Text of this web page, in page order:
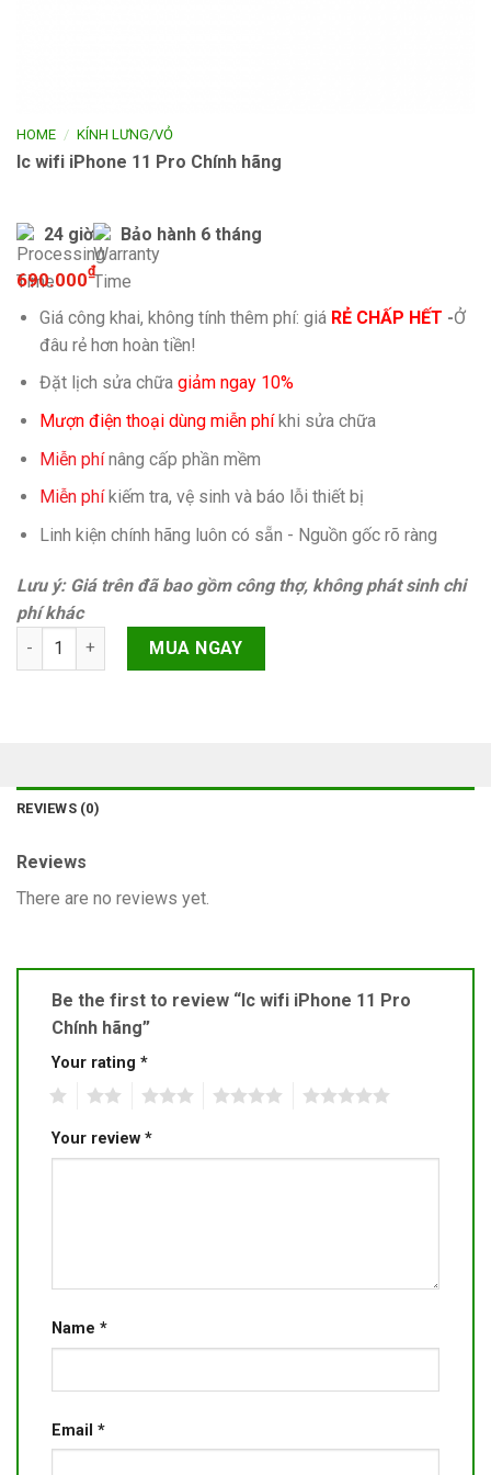
HOME / KÍNH LƯNG/VỎ
Ic wifi iPhone 11 Pro Chính hãng
24 giờ Bảo hành 6 tháng
690.000₫
Giá công khai, không tính thêm phí: giá RẺ CHẤP HẾT -Ở
đâu rẻ hơn hoàn tiền!
Đặt lịch sửa chữa giảm ngay 10%
Mượn điện thoại dùng miễn phíkhi sửa chữa
Miễn phínâng cấp phần mềm
Miễn phíkiếm tra, vệ sinh và báo lỗi thiết bị
Linh kiện chính hãng luôn có sẵn - Nguồn gốc rõ ràng
Lưu ý: Giá trên đã bao gồm công thợ, không phát sinh chi
phí khác
Ic wifi iPhone 11 Pro Chính hãng quantity
MUA NGAY
REVIEWS (0)
Reviews
There are no reviews yet.
Be the first to review “Ic wifi iPhone 11 Pro
Chính hãng”
Your rating *
Your review *
Name *
Email *